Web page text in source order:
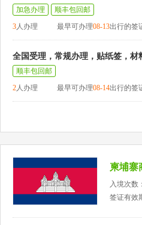
加急办理
顺丰包回邮
3人办理 最早可办理08-13出行的签
全国受理，常规办理，贴纸签，材
顺丰包回邮
2人办理 最早可办理08-14出行的签
柬埔寨
入境次数
签证有效